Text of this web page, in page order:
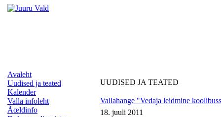
Avaleht
Uudised ja teated
Kalender
Valla infoleht
Ãœldinfo
UUDISED JA TEATED
Vallahange "Vedaja leidmine
18. juuli 2011